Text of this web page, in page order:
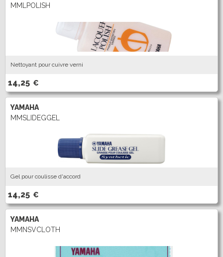
MMLPOLISH
Nettoyant pour cuivre verni
14,25 €
YAMAHA
MMSLIDEGGEL
Gel pour coulisse d'accord
14,25 €
YAMAHA
MMNSVCLOTH